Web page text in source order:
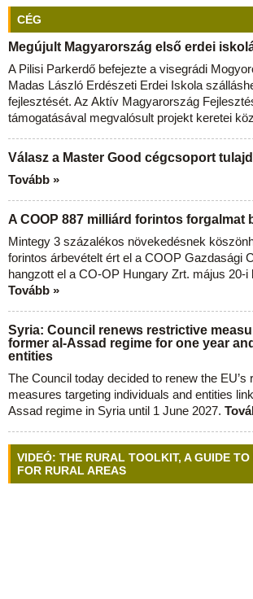
CÉG
Megújult Magyarország első erdei
A Pilisi Parkerdő befejezte a visegrádi
Madas László Erdészeti Erdei Iskola
fejlesztését. Az Aktív Magyarország
támogatásával megvalósult projekt keretei
Válasz a Master Good cégcsoport
Tovább »
A COOP 887 milliárd forintos forgalmat
Mintegy 3 százalékos növekedésnek
forintos árbevételt ért el a COOP Gazdasági
hangzott el a CO-OP Hungary Zrt. május 20-i
Tovább »
Syria: Council renews restrictive
former al-Assad regime for one year
entities
The Council today decided to renew the EU’s
measures targeting individuals and entities
Assad regime in Syria until 1 June 2027.
VIDEÓ: THE RURAL TOOLKIT, A GUIDE TO
FOR RURAL AREAS